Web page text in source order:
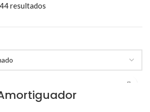
resultados